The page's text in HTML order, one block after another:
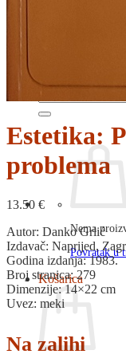
Nema
Povratak u
Košarica
Estetika:
problema
13.50 €
Autor: Danko Grlić
Izdavač: Naprijed,
Godina izdanja: 1983.
Broj stranica: 279
Dimenzije: 14×22 cm
Uvez: meki
Na zalihi